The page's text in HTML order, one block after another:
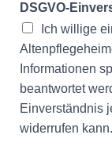
DSGVO-
Ich willige
Informationen
beantwortet
Einverständnis
widerrufen kann.